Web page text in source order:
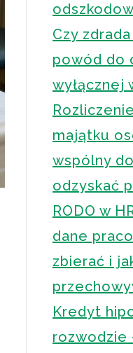
Czy
powód do
wyłącznej
majątku
wspólny
odzyskać
RODO w
dane
zbierać i
Kredyt
rozwodzie